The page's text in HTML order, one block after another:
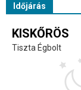
Időjárás
KISKŐRÖS
Tiszta Égbolt